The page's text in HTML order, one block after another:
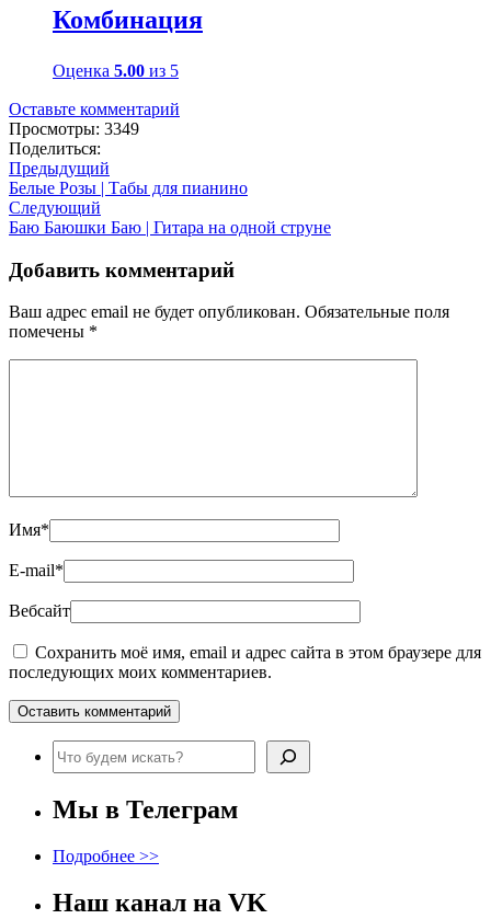
Комбинация
Оценка 5.00 из 5
Оставьте комментарий
Просмотры: 3349
Поделиться:
Предыдущий
Белые Розы | Табы для пианино
Следующий
Баю Баюшки Баю | Гитара на одной струне
Добавить комментарий
Ваш адрес email не будет опубликован. Обязательные поля
помечены *
Имя*
E-mail*
Вебсайт
Сохранить моё имя, email и адрес сайта в этом браузере для
последующих моих комментариев.
Поиск
Мы в Телеграм
Подробнее >>
Наш канал на VK